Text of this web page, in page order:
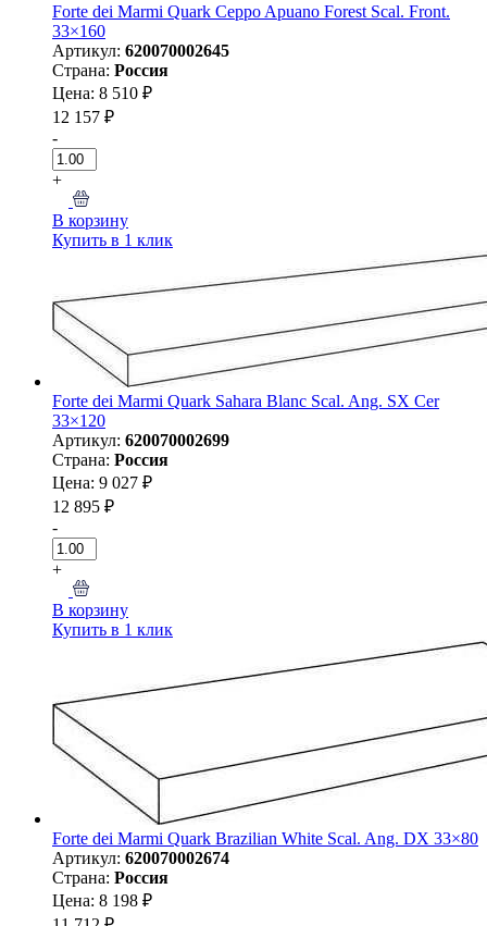
Forte dei Marmi Quark Ceppo Apuano Forest Scal. Front.
33×160
Артикул: 620070002645
Страна: Россия
Цена: 8 510 ₽
12 157 ₽
-
+
В корзину
Купить в 1 клик
Forte dei Marmi Quark Sahara Blanc Scal. Ang. SX Cer
33×120
Артикул: 620070002699
Страна: Россия
Цена: 9 027 ₽
12 895 ₽
-
+
В корзину
Купить в 1 клик
Forte dei Marmi Quark Brazilian White Scal. Ang. DX 33×80
Артикул: 620070002674
Страна: Россия
Цена: 8 198 ₽